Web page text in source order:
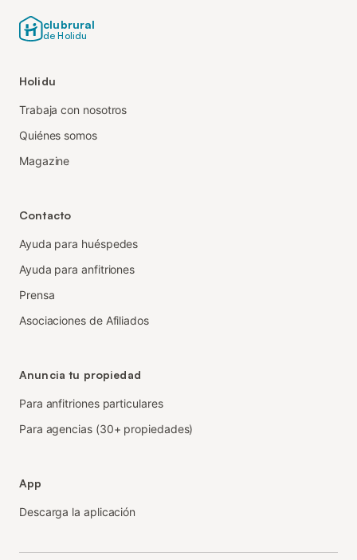
clubrural
de Holidu
Holidu
Trabaja con nosotros
Quiénes somos
Magazine
Contacto
Ayuda para huéspedes
Ayuda para anfitriones
Prensa
Asociaciones de Afiliados
Anuncia tu propiedad
Para anfitriones particulares
Para agencias (30+ propiedades)
App
Descarga la aplicación